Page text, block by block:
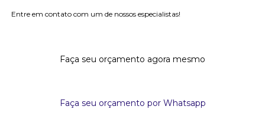
Entre em contato com um de nossos especialistas!
Faça seu orçamento agora mesmo
Faça seu orçamento por Whatsapp